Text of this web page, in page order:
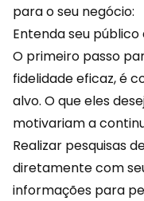
para o seu negócio:
Entenda seu público
O primeiro passo
fidelidade eficaz, é
alvo. O que eles
motivariam a
Realizar pesquisas
diretamente com
informações para